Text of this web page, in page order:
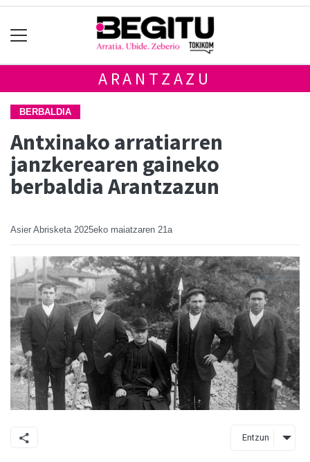
ARANTZAZU
BERBALDIA
Antxinako arratiarren
janzkerearen gaineko
berbaldia Arantzazun
Asier Abrisketa 2025eko maiatzaren 21a
Entzun